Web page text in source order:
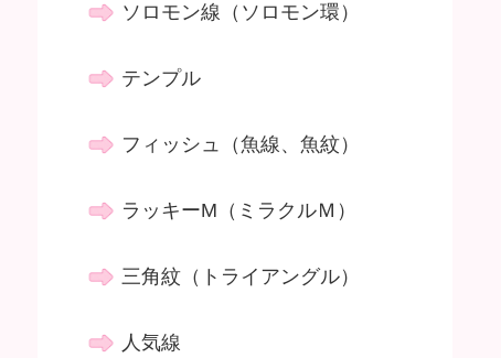
ソロモン線（ソロモン環）
テンプル
フィッシュ（魚線、魚紋）
ラッキーM（ミラクルＭ）
三角紋（トライアングル）
人気線